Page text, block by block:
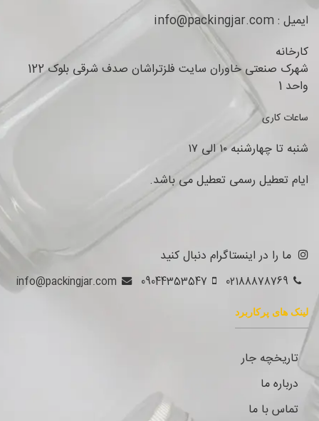
ایمیل : info@packingjar.com
کارخانه
شهرک صنعتی خاوران سایت فلزتراشان صدف شرقی بلوک 122
واحد 1
ساعات کاری
شنبه تا چهارشنبه ۱۰ الی ۱۷
ایام تعطیل رسمی تعطیل می باشد.
ما را در اینستاگرام دنبال کنید
02188878769
09044353547
info@packingjar.com
لینک های پرکاربرد
تاریخچه جار
درباره ما
تماس با ما